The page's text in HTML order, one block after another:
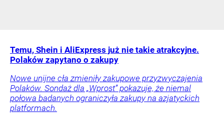
Temu, Shein i AliExpress już nie takie atrakcyjne.
Polaków zapytano o zakupy
Nowe unijne cła zmieniły zakupowe przyzwyczajenia
Polaków. Sondaż dla „Wprost” pokazuje, że niemal
połowa badanych ograniczyła zakupy na azjatyckich
platformach.